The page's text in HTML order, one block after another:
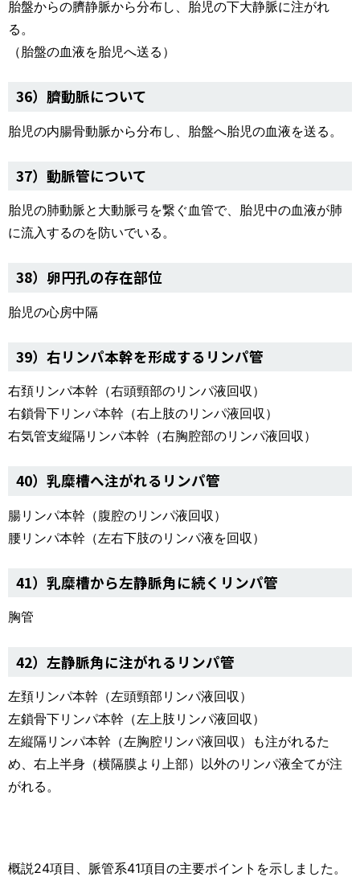
胎盤からの臍静脈から分布し、胎児の下大静脈に注がれ
る。
（胎盤の血液を胎児へ送る）
36）臍動脈について
胎児の内腸骨動脈から分布し、胎盤へ胎児の血液を送る。
37）動脈管について
胎児の肺動脈と大動脈弓を繋ぐ血管で、胎児中の血液が肺
に流入するのを防いでいる。
38）卵円孔の存在部位
胎児の心房中隔
39）右リンパ本幹を形成するリンパ管
右頚リンパ本幹（右頭頸部のリンパ液回収）
右鎖骨下リンパ本幹（右上肢のリンパ液回収）
右気管支縦隔リンパ本幹（右胸腔部のリンパ液回収）
40）乳糜槽へ注がれるリンパ管
腸リンパ本幹（腹腔のリンパ液回収）
腰リンパ本幹（左右下肢のリンパ液を回収）
41）乳糜槽から左静脈角に続くリンパ管
胸管
42）左静脈角に注がれるリンパ管
左頚リンパ本幹（左頭頸部リンパ液回収）
左鎖骨下リンパ本幹（左上肢リンパ液回収）
左縦隔リンパ本幹（左胸腔リンパ液回収）も注がれるた
め、右上半身（横隔膜より上部）以外のリンパ液全てが注
がれる。
概説24項目、脈管系41項目の主要ポイントを示しました。